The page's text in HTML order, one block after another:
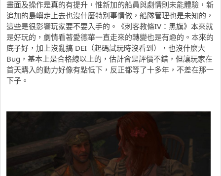
畫面及操作是真的有提升，惟新加的船員與劇情則未能體驗，新
追加的島嶼走上去也沒什麼特別事情做，船隊管理也是未知的，
這些是很影響玩家要不要入手的。《刺客教條IV：黑旗》本來就
是好玩的，劇情看著愛德華一直走來的轉變也是有趣的。本來的
底子好，加上沒亂搞 DEI（起碼試玩時沒看到），也沒什麼大
Bug，基本上是合格線以上的，估計會是評價不錯，但讓玩家在
首天購入的動力好像有點低下，反正都等了十多年，不差在那一
下子。